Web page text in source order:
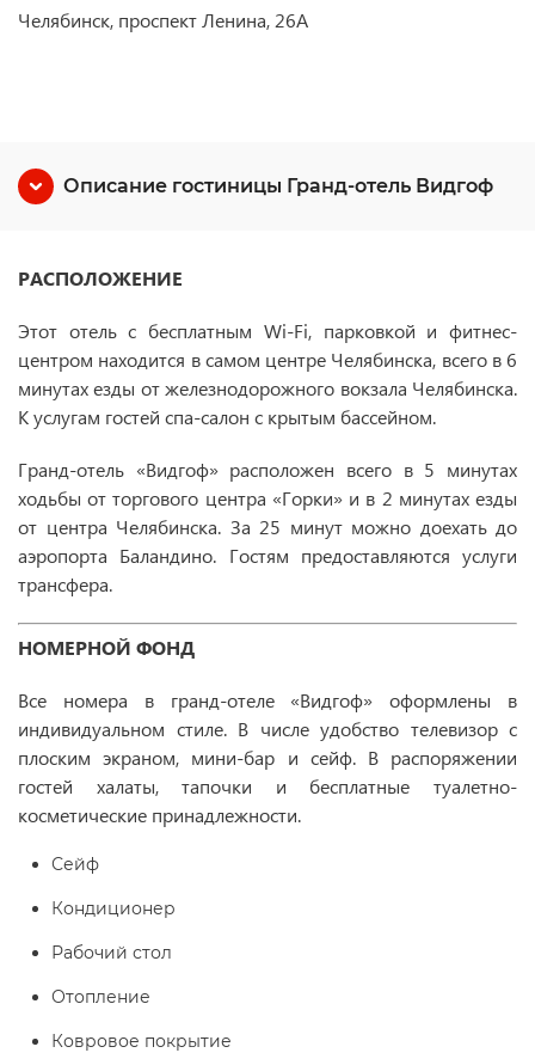
Челябинск, проспект Ленина, 26А
Описание гостиницы Гранд-отель Видгоф
РАСПОЛОЖЕНИЕ
Этот отель с бесплатным Wi-Fi, парковкой и фитнес-
центром находится в самом центре Челябинска, всего в 6
минутах езды от железнодорожного вокзала Челябинска.
К услугам гостей спа-салон с крытым бассейном.
Гранд-отель «Видгоф» расположен всего в 5 минутах
ходьбы от торгового центра «Горки» и в 2 минутах езды
от центра Челябинска. За 25 минут можно доехать до
аэропорта Баландино. Гостям предоставляются услуги
трансфера.
НОМЕРНОЙ ФОНД
Все номера в гранд-отеле «Видгоф» оформлены в
индивидуальном стиле. В числе удобство телевизор с
плоским экраном, мини-бар и сейф. В распоряжении
гостей халаты, тапочки и бесплатные туалетно-
косметические принадлежности.
Сейф
Кондиционер
Рабочий стол
Отопление
Ковровое покрытие